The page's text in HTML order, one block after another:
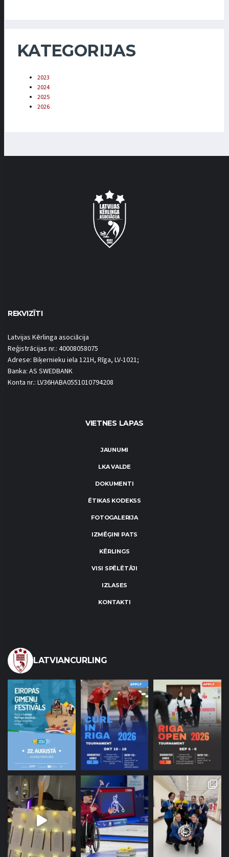
KATEGORIJAS
2023
2024
2025
2026
REKVIZĪTI
Latvijas Kērlinga asociācija
Reģistrācijas nr.: 40008058075
Adrese: Biķernieku iela 121H, Rīga, LV-1021;
Banka: AS SWEDBANK
Konta nr.: LV36HABA0551010794208
VIETNES LAPAS
JAUNUMI
LKA VALDE
DOKUMENTI
ĒTIKAS KODEKSS
FOTOGALERIJA
IZMĒĢINI PATS
KĒRLINGS
VISI SPĒLĒTĀJI
IZLASES
KONTAKTI
LATVIANCURLING